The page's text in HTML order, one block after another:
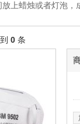
上蜡烛或者灯泡
0 条